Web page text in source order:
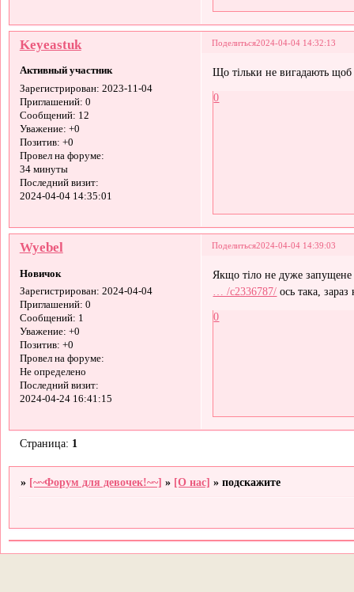
Поделиться2024-04-04 14:32:13
Keyeastuk
Активный участник
Зарегистрирован: 2023-11-04
Приглашений: 0
Сообщений: 12
Уважение: +0
Позитив: +0
Провел на форуме:
34 минуты
Последний визит:
2024-04-04 14:35:01
Що тільки не вигадають щоб
0
Поделиться2024-04-04 14:39:03
Wyebel
Новичок
Зарегистрирован: 2024-04-04
Приглашений: 0
Сообщений: 1
Уважение: +0
Позитив: +0
Провел на форуме:
Не определено
Последний визит:
2024-04-24 16:41:15
Якщо тіло не дуже
… /c2336787/ ось така,
0
Страница: 1
» [~~Форум для девочек!~~] » [О нас] »подскажите